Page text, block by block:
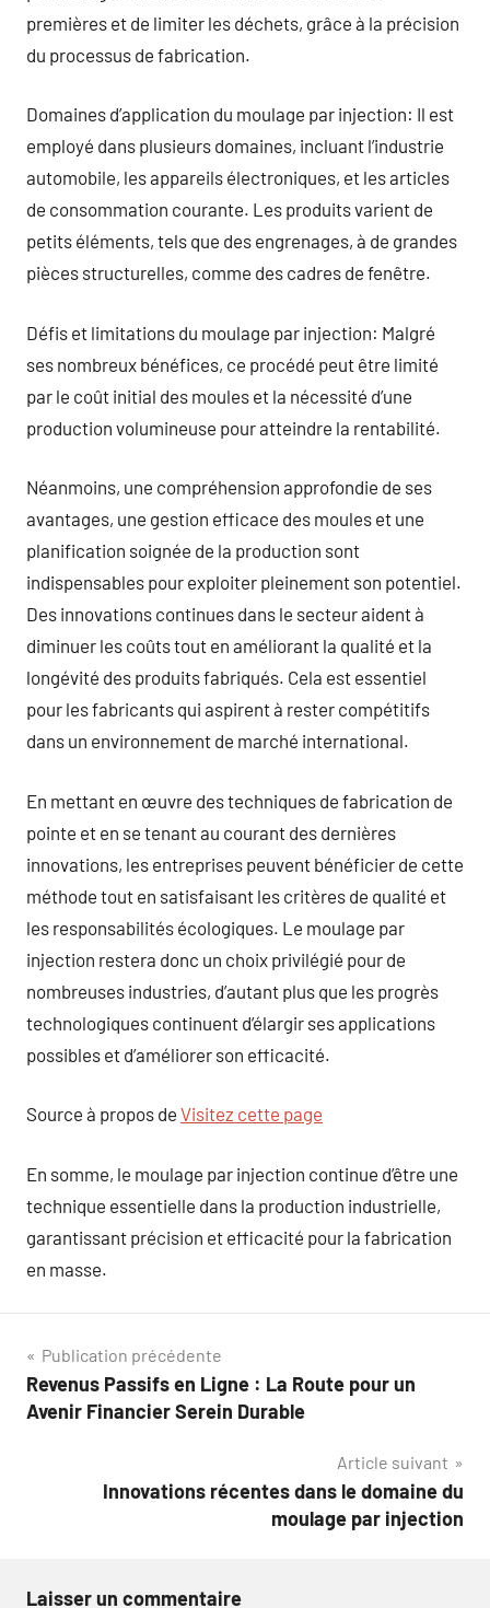
premières et de limiter les déchets, grâce à la précision
du processus de fabrication.
Domaines d’application du moulage par injection: Il est
employé dans plusieurs domaines, incluant l’industrie
automobile, les appareils électroniques, et les articles
de consommation courante. Les produits varient de
petits éléments, tels que des engrenages, à de grandes
pièces structurelles, comme des cadres de fenêtre.
Défis et limitations du moulage par injection: Malgré
ses nombreux bénéfices, ce procédé peut être limité
par le coût initial des moules et la nécessité d’une
production volumineuse pour atteindre la rentabilité.
Néanmoins, une compréhension approfondie de ses
avantages, une gestion efficace des moules et une
planification soignée de la production sont
indispensables pour exploiter pleinement son potentiel.
Des innovations continues dans le secteur aident à
diminuer les coûts tout en améliorant la qualité et la
longévité des produits fabriqués. Cela est essentiel
pour les fabricants qui aspirent à rester compétitifs
dans un environnement de marché international.
En mettant en œuvre des techniques de fabrication de
pointe et en se tenant au courant des dernières
innovations, les entreprises peuvent bénéficier de cette
méthode tout en satisfaisant les critères de qualité et
les responsabilités écologiques. Le moulage par
injection restera donc un choix privilégié pour de
nombreuses industries, d’autant plus que les progrès
technologiques continuent d’élargir ses applications
possibles et d’améliorer son efficacité.
Source à propos de Visitez cette page
En somme, le moulage par injection continue d’être une
technique essentielle dans la production industrielle,
garantissant précision et efficacité pour la fabrication
en masse.
Navigation
de
Publication précédente
Revenus Passifs en Ligne : La Route pour un
Avenir Financier Serein Durable
Article suivant
Innovations récentes dans le domaine du
moulage par injection
Laisser un commentaire